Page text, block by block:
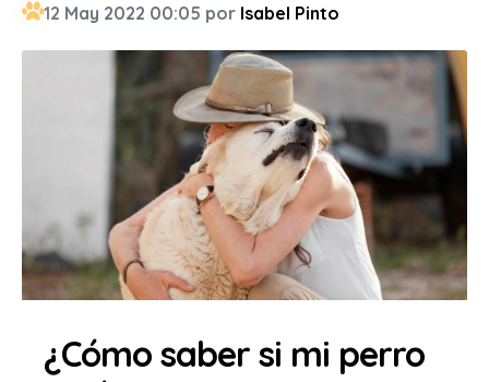
12 May 2022 00:05 por Isabel Pinto
¿Cómo saber si mi perro